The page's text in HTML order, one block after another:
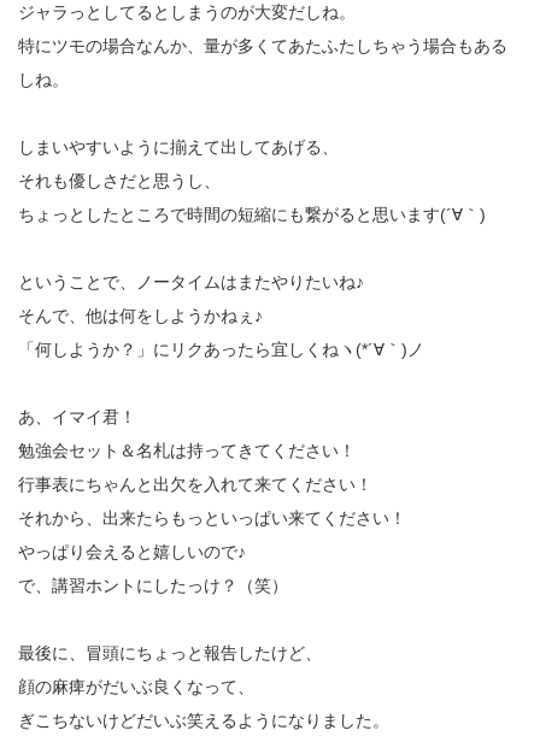
ジャラっとしてるとしまうのが大変だしね。
特にツモの場合なんか、量が多くてあたふたしちゃう場合もある
しね。
しまいやすいように揃えて出してあげる、
それも優しさだと思うし、
ちょっとしたところで時間の短縮にも繋がると思います(´∀｀)
ということで、ノータイムはまたやりたいね♪
そんで、他は何をしようかねぇ♪
「何しようか？」にリクあったら宜しくねヽ(*´∀｀)ノ
あ、イマイ君！
勉強会セット＆名札は持ってきてください！
行事表にちゃんと出欠を入れて来てください！
それから、出来たらもっといっぱい来てください！
やっぱり会えると嬉しいので♪
で、講習ホントにしたっけ？（笑）
最後に、冒頭にちょっと報告したけど、
顔の麻痺がだいぶ良くなって、
ぎこちないけどだいぶ笑えるようになりました。